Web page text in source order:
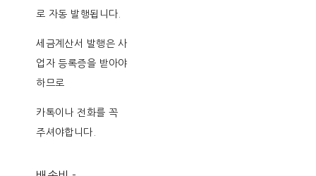
로 자동 발행됩니다.
세금계산서 발행은 사
업자 등록증을 받아야
하므로
카톡이나 전화를 꼭
주셔야합니다.